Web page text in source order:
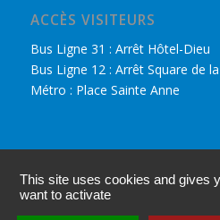
ACCÈS VISITEURS
Bus Ligne 31 : Arrêt Hôtel-Dieu
Bus Ligne 12 : Arrêt Square de
Métro : Place Sainte Anne
Nous retrouver sur Facebook
Accès adhérents
This site uses cookies and gives
want to activate